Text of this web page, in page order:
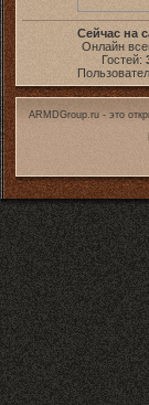
Сейчас на
Онлайн
Гостей:
ARMDGroup.ru - это